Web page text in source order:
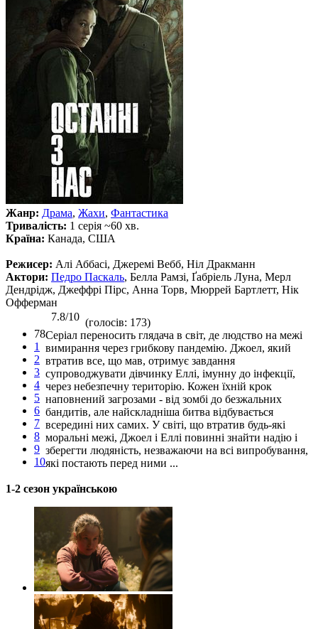
Жанр: Драма, Жахи, Фантастика
Тривалість: 1 серія ~60 хв.
Країна: Канада, США
Режисер: Алі Аббасі, Джеремі Вебб, Ніл Дракманн
Актори: Педро Паскаль, Белла Рамзі, Ґабріель Луна, Мерл
Дендрідж, Джеффрі Пірс, Анна Торв, Мюррей Бартлетт, Нік
Офферман
78
1
2
3
4
5
6
7
8
9
10
7.8/10 (голосів: 173)
Серіал переносить глядача в світ, де людство на межі
вимирання через грибкову пандемію. Джоел, який
втратив все, що мав, отримує завдання
супроводжувати дівчинку Еллі, імунну до інфекції,
через небезпечну територію. Кожен їхній крок
наповнений загрозами - від зомбі до безжальних
бандитів, але найскладніша битва відбувається
всередині них самих. У світі, що втратив будь-які
моральні межі, Джоел і Еллі повинні знайти надію і
зберегти людяність, незважаючи на всі випробування,
які постають перед ними ...
1-2 сезон українською